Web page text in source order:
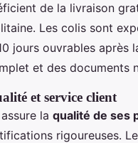
de la livraison
Les colis sont
jours ouvrables après
et des documents
et service client
la qualité de ses
rigoureuses.